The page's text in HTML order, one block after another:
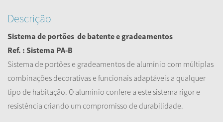
Descrição
Sistema de portões de batentee gradeamentos
Ref. : Sistema PA-B
Sistema de portões e gradeamentos de alumínio com múltiplas
combinações decorativas e funcionais adaptáveis a qualquer
tipo de habitação. O alumínio confere a este sistema rigor e
resistência criando um compromisso de durabilidade.